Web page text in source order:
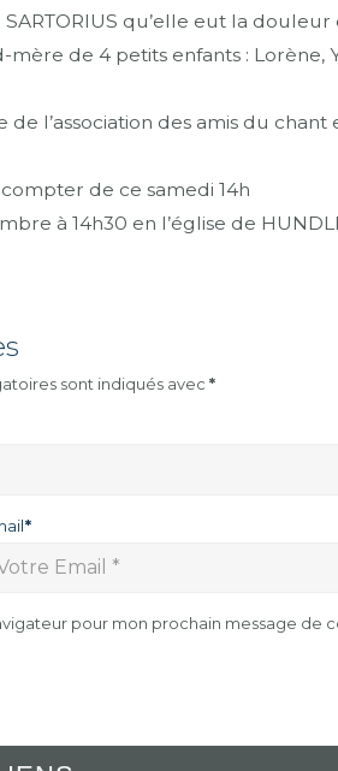
qu’elle eut la
de 4 petits enfants : Lorène,
l’association des amis du
de ce samedi 14h
à 14h30 en l’église de
sont indiqués avec *
*
pour mon prochain message de